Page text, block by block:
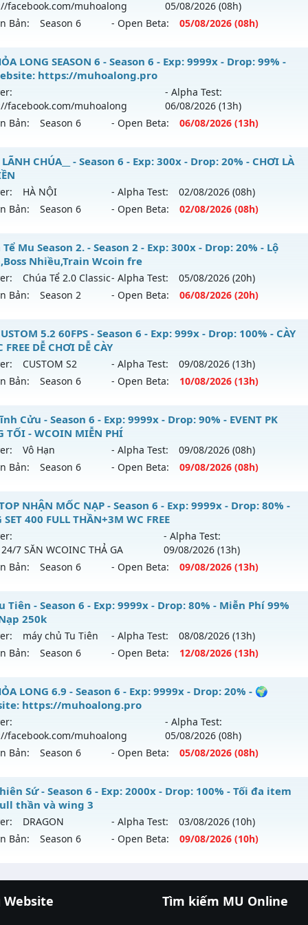
facebook.com/muhoalong
05/08/2026 (08h)
Bản:
Season 6 - Open Beta: 05/08/2026 (08h)
LONG 6.9.1 - 🌐 Website: https://muhoalong.pro
ra tháng 08 2026 - Mở máy chủhttps://facebook.com/
08/2626
- Drop: 20%
Mu Nguyên bản Webzen
XShield
LONG SEASON 6 - Season 6 - Exp: 9999x - Drop: 99% -
https://muhoalong.pro
facebook.com/muhoalong
- Alpha Test:
06/08/2026 (13h)
Bản:
Season 6 - Open Beta: 06/08/2026 (13h)
LONG SEASON 6 - 🌐 Website: https://muhoalong.pro
ra tháng 08 2026 - Mở máy chủ https://facebook.com/
06/08/2626
Non Reset
Mu Nguyên bản Webzen
XShield
LÃNH CHÚA__ - Season 6 - Exp: 300x - Drop: 20% - CHƠI LÀ
HÀ NỘI - Alpha Test: 02/08/2026 (08h)
Bản:
Season 6 - Open Beta: 02/08/2026 (08h)
LÃNH CHÚA__ - CHƠI LÀ NGHIỀN
mới ra tháng 08 2026 - Mở máy chủHÀ NỘIvào 08h ngày
300x - Drop: 20%
loại: Mu Nguyên bản Webzen
GoldShield
Tể Mu Season 2. - Season 2 - Exp: 300x - Drop: 20% - Lộ
Nhiều,Train Wcoin fre
Chúa Tể 2.0 Classic- Alpha Test: 05/08/2026 (20h)
Bản:
Season 2 - Open Beta: 06/08/2026 (20h)
Tể Mu Season 2. - Lộ trình,Boss Nhiều,Train Wcoin fre
mới ra tháng 08 2026 - Mở máy chủChúa Tể 2.0 Classic
08/2626
reset: Reset In Game
loại: Mu Nguyên bản Webzen
antihack
5.2 60FPS - Season 6 - Exp: 999x - Drop: 100% - CÀY
FREE DỄ CHƠI DỄ CÀY
CUSTOM S2 - Alpha Test: 09/08/2026 (13h)
Bản:
Season 6 - Open Beta: 10/08/2026 (13h)
CUSTOM 5.2 60FPS - CÀY CUỐC FREE DỄ CHƠI DỄ CÀY
mới ra tháng 08 2026 - Mở máy chủCUSTOM S2
vào 13h
999x - Drop: 100%
loại: Mu Custom thêm đồ mới
XShield
Cửu - Season 6 - Exp: 9999x - Drop: 90% - EVENT PK
TỐI - WCOIN MIỄN PHÍ
Vô Hạn - Alpha Test: 09/08/2026 (08h)
Bản:
Season 6 - Open Beta: 09/08/2026 (08h)
Vĩnh Cửu - EVENT PK HÀNG TỐI - WCOIN MIỄN PHÍ
mới ra tháng 08 2026 - Mở máy chủ
Vô Hạn
9999x - Drop: 90%
loại: Mu Nguyên bản Webzen
ICMPROTECT ✅ 🔴 ✨ ⚡️
NHẬN MỐC NẠP - Season 6 - Exp: 9999x - Drop: 80% -
SET 400 FULL THẦN+3M WC FREE
24/7 SĂN WCOINC THẢ GA
- Alpha Test:
09/08/2026 (13h)
Bản:
Season 6 - Open Beta: 09/08/2026 (13h)
NHẬN MỐC NẠP - TẶNG SET 400 FULL THẦN+3M WC
ra tháng 08 2026 - Mở máy chủBOSS 24/7 SĂN
09/08/2626
Reset In Game
Mu Nguyên bản Webzen
KHÔNG THỂ HACK
Tiên - Season 6 - Exp: 9999x - Drop: 80% - Miễn Phí 99%
250k
máy chủ Tu Tiên - Alpha Test: 08/08/2026 (13h)
Bản:
Season 6 - Open Beta: 12/08/2026 (13h)
Tu Tiên - Miễn Phí 99% Mốc Nạp 250k
mới ra tháng 08 2026 - Mở máy chủ
máy chủ Tu Tiên
9999x - Drop: 80%
loại: Mu Bán Đồ Full Trong Shop
Shark
LONG 6.9 - Season 6 - Exp: 9999x - Drop: 20% - 🌍
https://muhoalong.pro
facebook.com/muhoalong
- Alpha Test:
05/08/2026 (08h)
Bản:
Season 6 - Open Beta: 05/08/2026 (08h)
LONG 6.9 - 🌍 Website: https://muhoalong.pro
ra tháng 08 2026 - Mở máy chủ https://facebook.com/
05/08/2626
Non Reset
Mu Nguyên bản Webzen
Sứ - Season 6 - Exp: 2000x - Drop: 100% - Tối đa item
thần và wing 3
DRAGON - Alpha Test: 03/08/2026 (10h)
Bản:
Season 6 - Open Beta: 09/08/2026 (10h)
Thiên Sứ - Tối đa item 380 full thần và wing 3
mới ra tháng 08 2026 - Mở máy chủDRAGON vào 10h
đổi thưởng |789club |789club
Website Tìm kiếm MU Online